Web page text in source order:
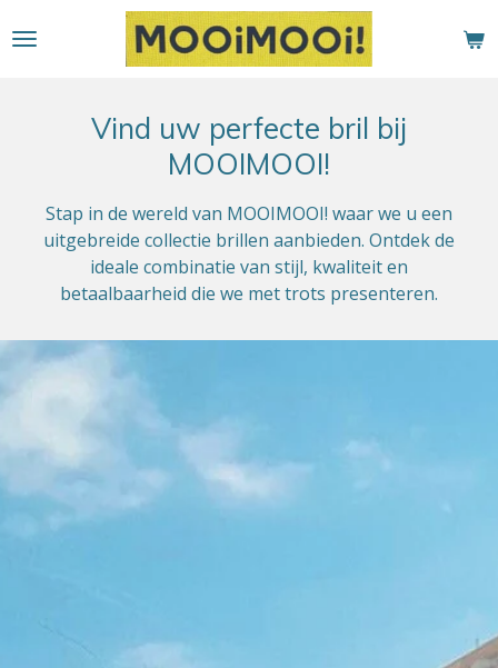
direct
hoofdinhoudVind uw perfecte bril bij
MOOIMOOI!
Stap in de wereld van MOOIMOOI! waar we u een
uitgebreide collectie brillen aanbieden. Ontdek de
ideale combinatie van stijl, kwaliteit en
betaalbaarheid die we met trots presenteren.